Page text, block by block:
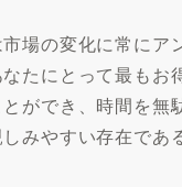
場の変化に常に
たにとって最も
ができ、時間を
みやすい存在で